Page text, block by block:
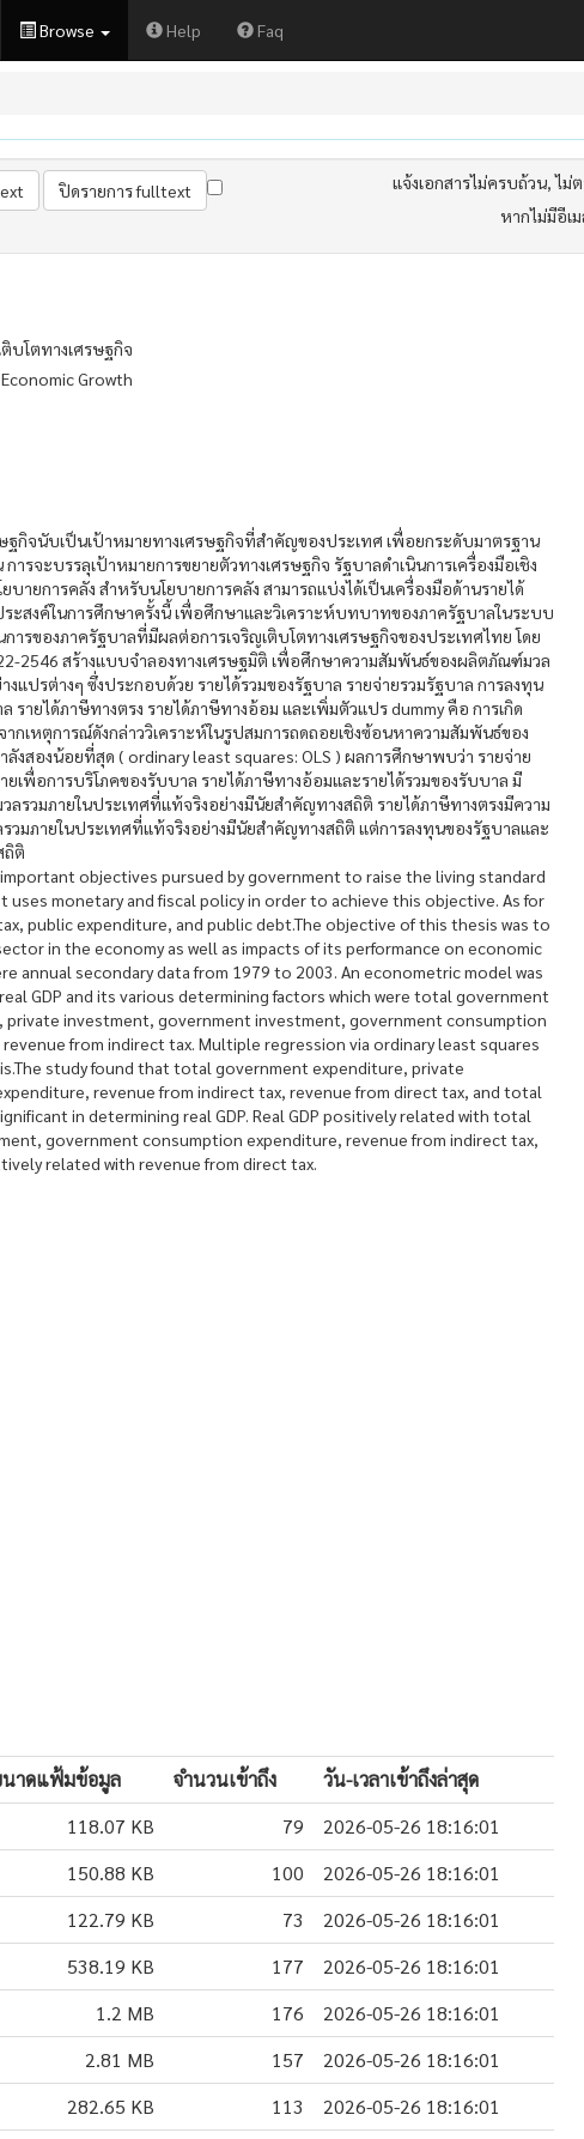
Browse Help Faq
แจ้งเอกสารไม่ครบถ้วน, ไ
หากไม่มีอีเ
บโตทางเศรษฐกิจ
Growth
ษฐกิจนับเป็นเป้าหมายทางเศรษฐกิจที่สำคัญของประเทศ เพื่อยกระดับมาตรฐาน
รจะบรรลุเป้าหมายการขยายตัวทางเศรษฐกิจ รัฐบาลดำเนินการเครื่องมือเชิง
ายการคลัง สำหรับนโยบายการคลัง สามารถแบ่งได้เป็นเครื่องมือด้านรายได้
ะสงค์ในการศึกษาครั้งนี้ เพื่อศึกษาและวิเคราะห์บทบาทของภาครัฐบาลในระบบ
ารของภาครัฐบาลที่มีผลต่อการเจริญเติบโตทางเศรษฐกิจของประเทศไทย โดย
2546 สร้างแบบจำลองทางเศรษฐมิติ เพื่อศึกษาความสัมพันธ์ของผลิตภัณฑ์มวล
แปรต่างๆ ซึ่งประกอบด้วย รายได้รวมของรัฐบาล รายจ่ายรวมรัฐบาล การลงทุน
รายได้ภาษีทางตรง รายได้ภาษีทางอ้อม และเพิ่มตัวแปร dummy คือ การเกิด
กเหตุการณ์ดังกล่าววิเคราะห์ในรูปสมการถดถอยเชิงซ้อนหาความสัมพันธ์ของ
งสองน้อยที่สุด ( ordinary least squares: OLS ) ผลการศึกษาพบว่า รายจ่าย
ยเพื่อการบริโภคของรับบาล รายได้ภาษีทางอ้อมและรายได้รวมของรับบาล มี
รวมภายในประเทศที่แท้จริงอย่างมีนัยสำคัญทางสถิติ รายได้ภาษีทางตรงมีความ
วมภายในประเทศที่แท้จริงอย่างมีนัยสำคัญทางสถิติ แต่การลงทุนของรัฐบาลและ
ถิติ
objectives pursued by government to raise the living standard
uses monetary and fiscal policy in order to achieve this objective. As for
public expenditure, and public debt.The objective of this thesis was to
in the economy as well as impacts of its performance on economic
annual secondary data from 1979 to 2003. An econometric model was
GDP and its various determining factors which were total government
investment, government investment, government consumption
from indirect tax. Multiple regression via ordinary least squares
study found that total government expenditure, private
revenue from indirect tax, revenue from direct tax, and total
in determining real GDP. Real GDP positively related with total
government consumption expenditure, revenue from indirect tax,
related with revenue from direct tax.
าดแฟ้มข้อมูล จำนวนเข้าถึง
วัน-เวลาเข้าถึงล่าสุด
118.07 KB 79
2026-05-26 18:16:01
150.88 KB 100
2026-05-26 18:16:01
122.79 KB 73
2026-05-26 18:16:01
538.19 KB 177
2026-05-26 18:16:01
1.2 MB 176
2026-05-26 18:16:01
2.81 MB 157
2026-05-26 18:16:01
282.65 KB 113
2026-05-26 18:16:01